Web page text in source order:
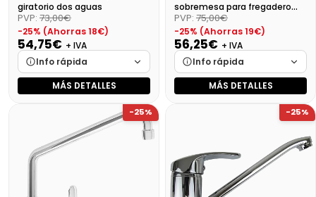
giratorio dos aguas
PVP: 73,00€
-25% (Ahorras 18€)
54,75€ + IVA
Info rápida
Marca
Cargando…
Cargando…
Disponibilidad
Cargando…
Precio final (+21%)
MÁS DETALLES
sobremesa para fregadero
serie Ecológica
PVP: 75,00€
-25% (Ahorras 19€)
56,25€ + IVA
Info rápida
Marca
Cargando…
Cargando…
Precio final (+21%)
68,06 €
MÁS DETALLES
-25% -25%